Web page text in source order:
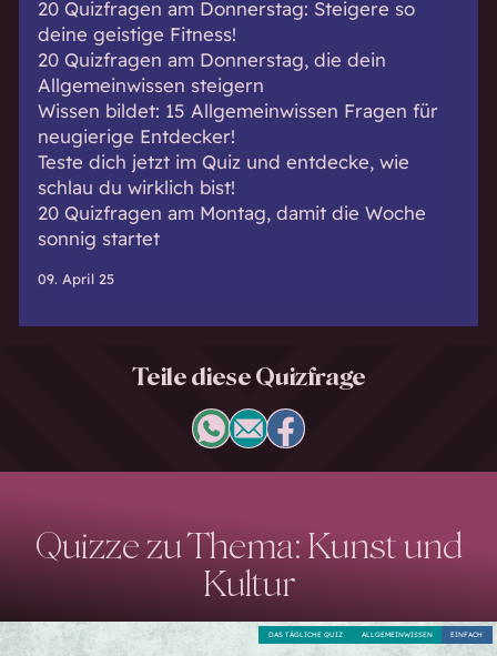
20 Quizfragen am Donnerstag: Steigere so
deine geistige Fitness!
20 Quizfragen am Donnerstag, die dein
Allgemeinwissen steigern
Wissen bildet: 15 Allgemeinwissen Fragen für
neugierige Entdecker!
Teste dich jetzt im Quiz und entdecke, wie
schlau du wirklich bist!
20 Quizfragen am Montag, damit die Woche
sonnig startet
09. April 25
Teile diese Quizfrage
Quizze zu Thema: Kunst und
Kultur
EINFACH
ALLGEMEINWISSEN
DAS TÄGLICHE QUIZ